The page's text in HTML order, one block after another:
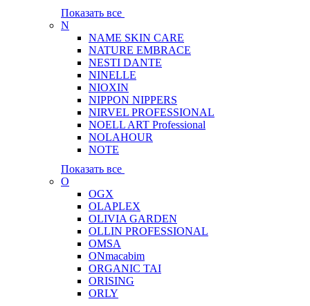
Показать все
N
NAME SKIN CARE
NATURE EMBRACE
NESTI DANTE
NINELLE
NIOXIN
NIPPON NIPPERS
NIRVEL PROFESSIONAL
NOELL ART Professional
NOLAHOUR
NOTE
Показать все
O
OGX
OLAPLEX
OLIVIA GARDEN
OLLIN PROFESSIONAL
OMSA
ONmacabim
ORGANIC TAI
ORISING
ORLY